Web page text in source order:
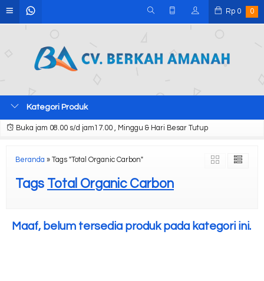
Rp 0 0
Kategori Produk
Buka jam 08.00 s/d jam17.00 , Minggu & Hari Besar Tutup
Beranda » Tags "Total Organic Carbon"
Tags Total Organic Carbon
Maaf, belum tersedia produk pada kategori ini.